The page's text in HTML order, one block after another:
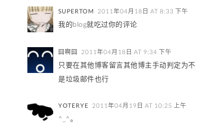
SUPERTOM 2011年04月18日 AT 8:33 下午
我的blog就吃过你的评论
囧啊囧 2011年04月18日 AT 9:34 下午
只要在其他博客留言其他博主手动判定为不
是垃圾邮件也行
YOTERYE 2011年04月19日 AT 10:25 上午
^_^。